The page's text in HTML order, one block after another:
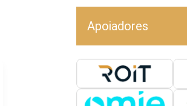
Apoiadores